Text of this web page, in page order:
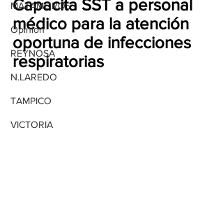
MATAMOROS
Opinión
REYNOSA
N.LAREDO
TAMPICO
VICTORIA
Capacita SST a personal
médico para la atención
oportuna de infecciones
respiratorias